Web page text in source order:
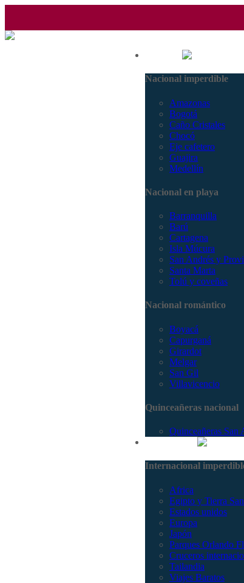
Nacional imperdible
Amazonas
Bogotá
Caño Cristales
Chocó
Eje cafetero
Guajira
Medellín
Nacional en playa
Barranquilla
Barú
Cartagena
Isla Múcura
San Andrés y
Santa Marta
Tolú y coveñas
Nacional romántico
Boyacá
Capurganá
Girardot
Melgar
San Gil
Villavicencio
Quinceañeras nacional
Quinceañeras San
Internacional
Africa
Egipto y Tierra
Estados unidos
Europa
Japón
Parques Orlando
Cruceros
Tailandia
Viajes Baratos